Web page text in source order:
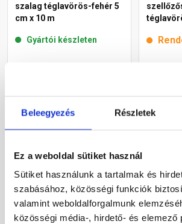
Beleegyezés Részletek
Ez a weboldal sütiket használ
Sütiket használunk a tartalmak és
szabásához, közösségi funkciók
valamint weboldalforgalmunk
közösségi média-, hirdető- és elemező
szalag téglavörös-fehér 5
cm x 10 m
Gyártói készleten
Megnézem